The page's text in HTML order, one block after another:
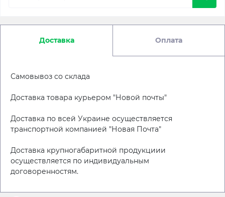
Доставка Оплата
Самовывоз со склада
Доставка товара курьером "Новой почты"
Доставка по всей Украине осуществляется
транспортной компанией "Новая Почта"
Доставка крупногабаритной продукциии
осуществляется по индивидуальным
договоренностям.